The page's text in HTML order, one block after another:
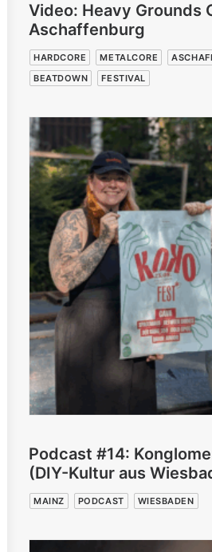
Video: Heavy Grounds
Aschaffenburg
HARDCORE METALCORE
BEATDOWN
FESTIVAL
Podcast #14:
(DIY-Kultur aus
MAINZ PODCAST WIESBADEN